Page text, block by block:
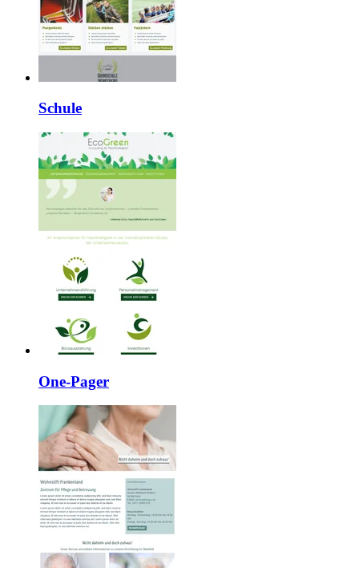
Schule
One-Pager